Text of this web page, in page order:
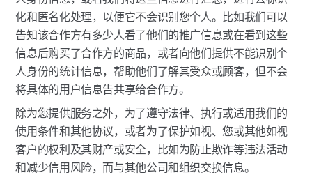
化和匿名化处理，以便它不会识别您个人。比如我们可以
告知该合作方有多少人看了他们的推广信息或在看到这些
信息后购买了合作方的商品，或者向他们提供不能识别个
人身份的统计信息，帮助他们了解其受众或顾客，但不会
将具体的用户信息告共享给合作方。
除为您提供服务之外，为了遵守法律、执行或适用我们的
使用条件和其他协议，或者为了保护如视、您或其他如视
客户的权利及其财产或安全，比如为防止欺诈等违法活动
和减少信用风险，而与其他公司和组织交换信息。